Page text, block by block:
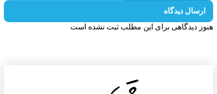
دیدگاه
دیدگاهی برای این مطلب ثبت نشده است